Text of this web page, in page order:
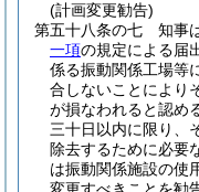
(計画変更勧告)
第五十八条の七
知事
一項の規定による届
係る振動関係工場等
合しないことにより
が損なわれると認め
三十日以内に限り、
除去するために必要
は振動関係施設の使